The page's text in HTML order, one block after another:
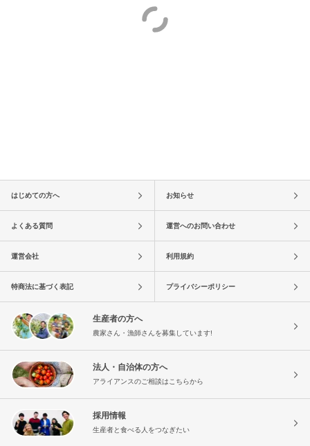
はじめての方へ お知らせ
よくある質問 運営へのお問い合わせ
運営会社 利用規約
特商法に基づく表記 プライバシーポリシー
生産者の方へ
農家さん・漁師さんを募集しています!
法人・自治体の方へ
アライアンスのご相談はこちらから
採用情報
生産者と食べる人をつなぎたい